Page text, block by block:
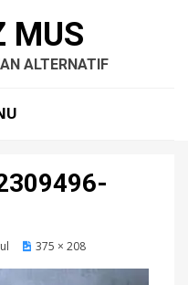
MUS
ALTERNATIF
375 × 208